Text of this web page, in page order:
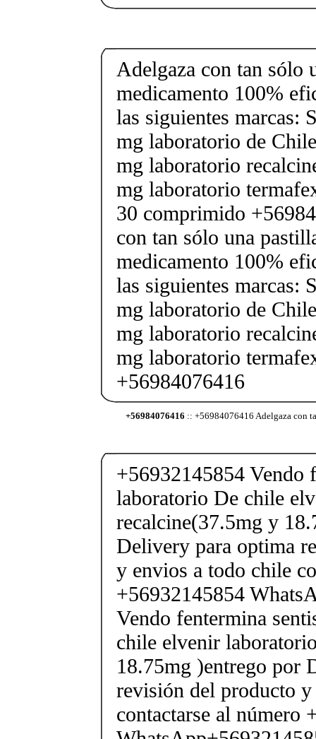
Adelgaza con tan sólo
medicamento 100%
las siguientes marcas:
mg laboratorio de
mg laboratorio
mg laboratorio
30 comprimido
con tan sólo una
medicamento 100%
las siguientes marcas:
mg laboratorio de
mg laboratorio
mg laboratorio
+56984076416
+56984076416 :: +56984076416 Adelgaza con
+56932145854 Vendo
laboratorio De chile
recalcine(37.5mg y
Delivery para optima
y envios a todo chile
+56932145854
Vendo fentermina
chile elvenir
18.75mg )entrego por
revisión del producto
contactarse al número